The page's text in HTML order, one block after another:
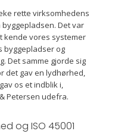
rette virksomhedens
Det var
kende vores systemer
byggepladser og
Det samme gjorde sig
det gav en lydhørhed,
os et indblik i,
Petersen udefra.
og ISO 45001